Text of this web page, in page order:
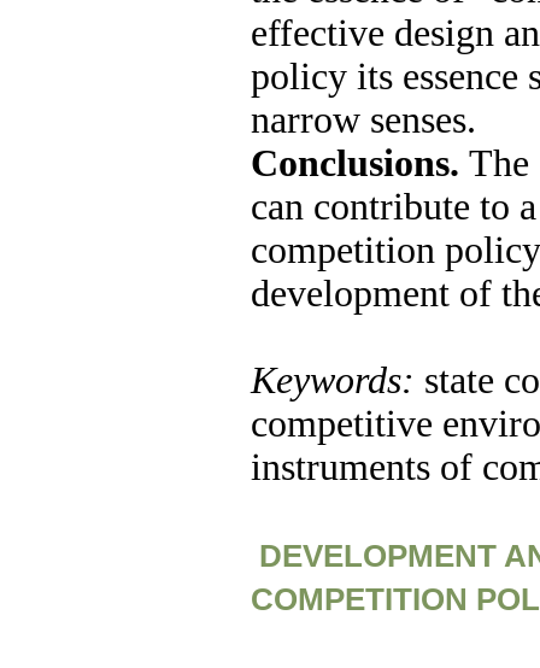
effective design
policy its essence
narrow senses.
Conclusions. The
can contribute to
competition
development of
Keywords: state
competitive
instruments of
DEVELOPMENT
COMPETITION